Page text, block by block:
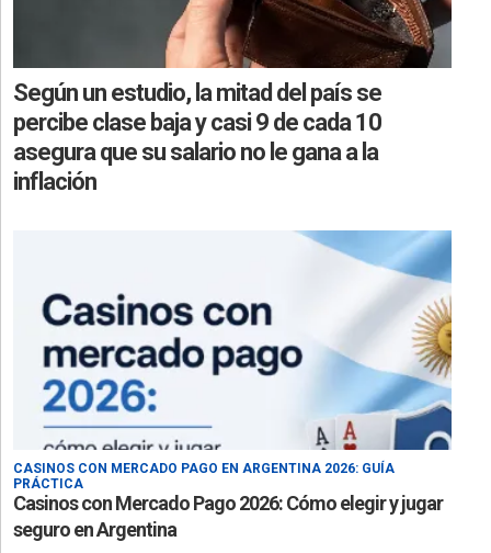
Según un estudio, la mitad del país se
percibe clase baja y casi 9 de cada 10
asegura que su salario no le gana a la
inflación
CASINOS CON MERCADO PAGO EN ARGENTINA 2026: GUÍA
PRÁCTICA
Casinos con Mercado Pago 2026: Cómo elegir y jugar
seguro en Argentina